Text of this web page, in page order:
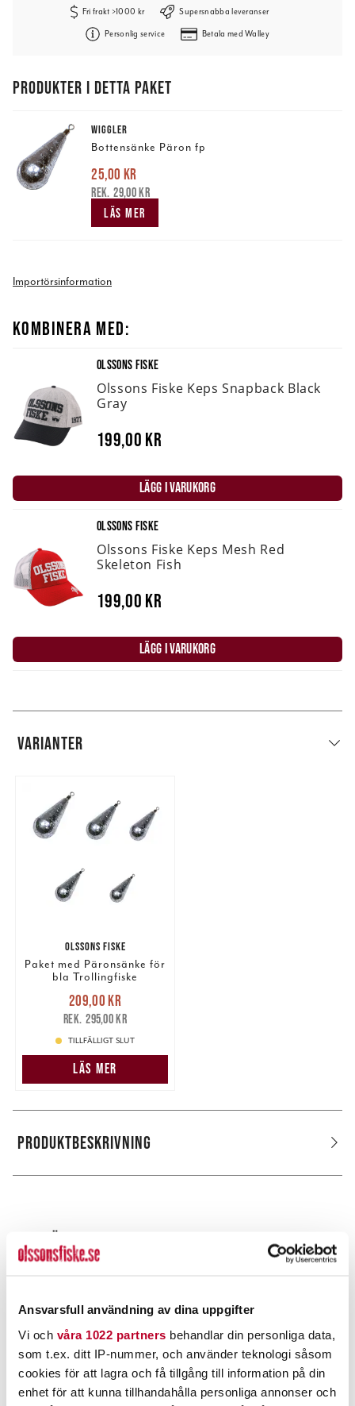
Ansvarsfull användning av dina uppgifter
Vi och våra 1022 partners behandlar din personliga data,
som t.ex. ditt IP-nummer, och använder teknologi såsom
cookies för att lagra och få tillgång till information på din
enhet för att kunna tillhandahålla personliga annonser och
Fri frakt >1000 kr Supersnabba leveranser
Personlig service Betala med Walley
PRODUKTER I DETTA PAKET
WIGGLER
Bottensänke Päron fp
Nuvarande pris
29,00 kr
25,00 kr
29,00 kr
LÄS MER
Importörsinformation
KOMBINERA MED:
OLSSONS FISKE
Olssons Fiske Keps Snapback Black
Gray
199,00 kr
LÄGG I VARUKORG
OLSSONS FISKE
Olssons Fiske Keps Mesh Red
Skeleton Fish
199,00 kr
LÄGG I VARUKORG
VARIANTER
OLSSONS FISKE
Paket med Päronsänke för
bla Trollingfiske
Nuvarande pris
209,00 krTidigare pris
295,00 kr
209,00 kr
295,00 kr
TILLFÄLLIGT SLUT
LÄS MER
PRODUKTBESKRIVNING